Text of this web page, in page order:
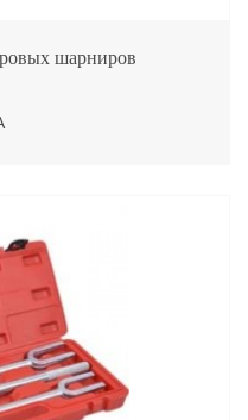
шарниров